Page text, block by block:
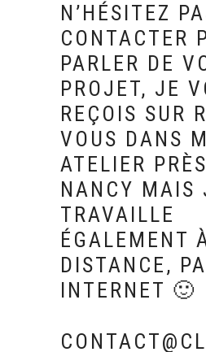
N’HÉSITEZ
CONTACTER
PARLER DE
PROJET, JE
REÇOIS SUR
VOUS DANS
ATELIER
NANCY MAIS
TRAVAILLE
ÉGALEMENT
DISTANCE,
INTERNET 🙂